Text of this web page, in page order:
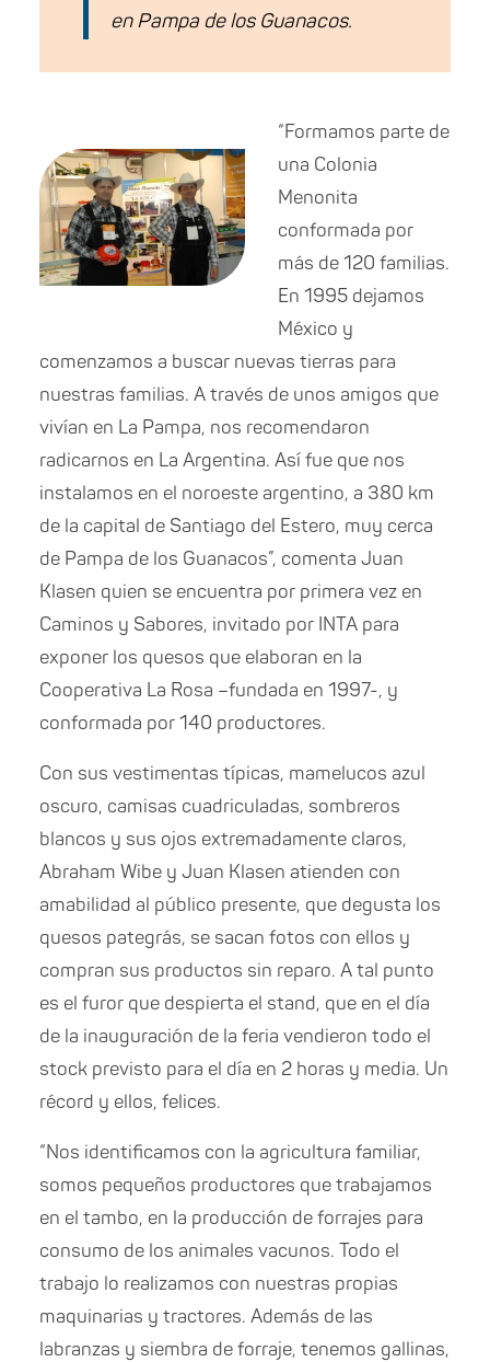
en Pampa de los Guanacos.
“Formamos parte de
una Colonia
Menonita
conformada por
más de 120 familias.
En 1995 dejamos
México y
comenzamos a buscar nuevas tierras para
nuestras familias. A través de unos amigos que
vivían en La Pampa, nos recomendaron
radicarnos en La Argentina. Así fue que nos
instalamos en el noroeste argentino, a 380 km
de la capital de Santiago del Estero, muy cerca
de Pampa de los Guanacos”, comenta Juan
Klasen quien se encuentra por primera vez en
Caminos y Sabores, invitado por INTA para
exponer los quesos que elaboran en la
Cooperativa La Rosa –fundada en 1997-, y
conformada por 140 productores.
Con sus vestimentas típicas, mamelucos azul
oscuro, camisas cuadriculadas, sombreros
blancos y sus ojos extremadamente claros,
Abraham Wibe y Juan Klasen atienden con
amabilidad al público presente, que degusta los
quesos pategrás, se sacan fotos con ellos y
compran sus productos sin reparo. A tal punto
es el furor que despierta el stand, que en el día
de la inauguración de la feria vendieron todo el
stock previsto para el día en 2 horas y media. Un
récord y ellos, felices.
“Nos identificamos con la agricultura familiar,
somos pequeños productores que trabajamos
en el tambo, en la producción de forrajes para
consumo de los animales vacunos. Todo el
trabajo lo realizamos con nuestras propias
maquinarias y tractores. Además de las
labranzas y siembra de forraje, tenemos gallinas,